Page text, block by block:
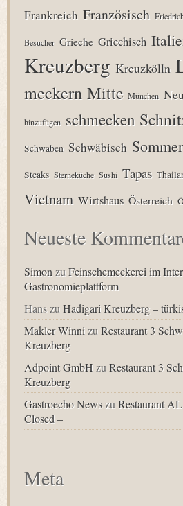
Frankreich Französisch
Besucher Grieche Griechisch
Kreuzberg Kreuzkölln
meckern Mitte München
hinzufügen schmecken
Schwaben Schwäbisch Sommer
Steaks Sterneküche Sushi Tapas
Vietnam Wirtshaus Österreich
Neueste
SimonzuFeinschemeckerei im
Gastronomieplattform
HanszuHadigari Kreuzberg –
Makler WinnizuRestaurant 3
Kreuzberg
Adpoint GmbHzuRestaurant 3
Kreuzberg
Gastroecho NewszuRestaurant
Closed –
Meta